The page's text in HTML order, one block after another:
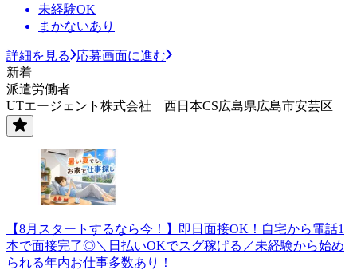
未経験OK
まかないあり
詳細を見る
応募画面に進む
新着
派遣労働者
UTエージェント株式会社 西日本CS広島県広島市安芸区
【8月スタートするなら今！】即日面接OK！自宅から電話1
本で面接完了◎＼日払いOKでスグ稼げる／未経験から始め
られる年内お仕事多数あり！